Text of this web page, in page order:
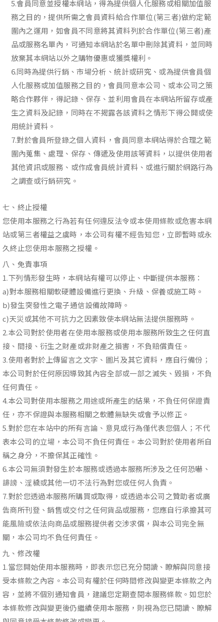
5.會員同意並授權本網站，得為提供個人化服務或相關加值服
務之目的，提供所需之會員資料給合作單位(第三者)做約定範
圍內之運用，如會員不同意將其資料列於合作單位(第三者)產
品或服務名單內，可通知本網站於名單中刪除其資料，並同時
放棄其本網站以外之購物優惠或獲獎權利。
6.同時為提供行銷、市場分析、統計或研究、或為提供會員個
人化服務或加值服務之目的，會員同意本公司、或本公司之策
略合作夥伴，得記錄、保存、並利用會員在本網站所留存或產
生之資料及記錄，同時在不揭露各該資料之情形下得公開或使
用統計資料。
7.對於會員所登錄之個人資料，會員同意本網站得於合理之範
圍內蒐集、處理、保存、傳遞及使用該等資料，以提供使用者
其他資訊或服務、或作成會員統計資料、或進行關於網路行為
之調查或行銷研究。
七、終止授權
您使用本服務之行為若有任何違反法令或本使用條款或危害本網
站或第三者權益之虞時，本公司有權不經告知您，立即暫時或永
久終止您使用本服務之授權。
八、免責事項
1.下列情形發生時，本網站有權可以停止、中斷提供本服務：
a)對本服務相關軟硬體設備進行更換、升級、保養或施工時。
b)發生突發性之電子通信設備故障時。
c)天災或其他不可抗力之因素致使本網站無法提供服務時。
2.本公司對於使用者在使用本服務或使用本服務所致生之任何直
接、間接、衍生之財產或非財產之損害，不負賠償責任。
3.使用者對於上傳留言之文字、圖片及其它資料，應自行備份；
本公司對於任何原因導致其內容全部或一部之滅失、毀損，不負
任何責任。
4.本公司對使用本服務之用途或所產生的結果，不負任何保證責
任，亦不保證與本服務相關之軟體無缺失或會予以修正。
5.對於您在本站中的所有言論、意見或行為僅代表您個人；不代
表本公司的立場，本公司不負任何責任。本公司對於使用者所自
稱之身分，不擔保其正確性。
6.本公司無須對發生於本服務或透過本服務所涉及之任何恐嚇、
誹謗、淫穢或其他一切不法行為對您或任何人負責。
7.對於您透過本服務所購買或取得，或透過本公司之贊助者或廣
告商所刊登、銷售或交付之任何貨品或服務，您應自行承擔其可
能風險或依法向商品或服務提供者交涉求償，與本公司完全無
關，本公司均不負任何責任。
九、修改權
1.當您開始使用本服務時，即表示您已充分閱讀、瞭解與同意接
受本條款之內容。本公司有權於任何時間修改與變更本條款之內
容，並將不個別通知會員，建議您定期查閱本服務條款。如您於
本條款修改與變更後仍繼續使用本服務，則視為您已閱讀、瞭解